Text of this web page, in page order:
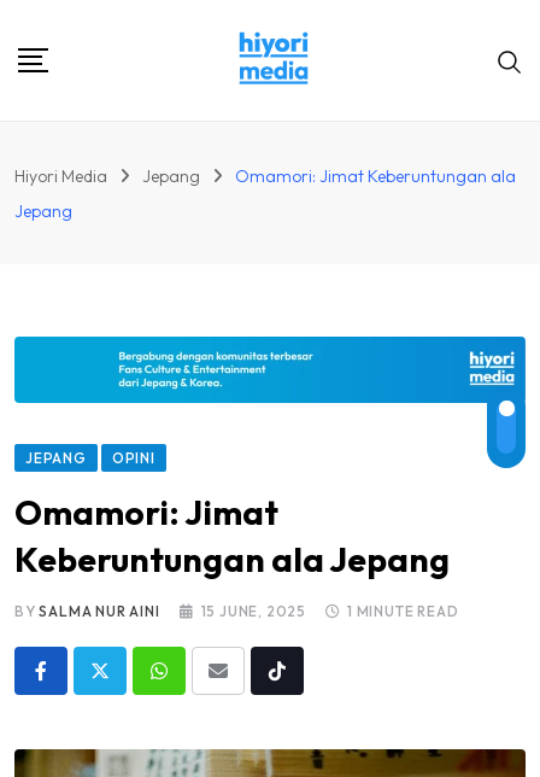
Hiyori Media Jepang
Omamori: Jimat Keberuntungan ala
Jepang
JEPANG OPINI
Omamori: Jimat
Keberuntungan ala Jepang
BYSALMA NUR AINI 15 JUNE, 2025 1 MINUTE READ
Whatsapp
Share
Email
Tiktok